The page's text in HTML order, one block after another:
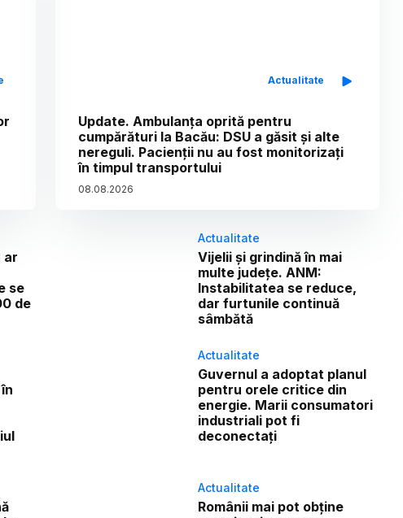
Actualitate
Update. Ambulanța oprită pentru
cumpărături la Bacău: DSU a găsit și alte
nereguli. Pacienții nu au fost monitorizați
în timpul transportului
08.08.2026
ar
se
de
Actualitate
Vijelii și grindină în mai
multe județe. ANM:
Instabilitatea se reduce,
dar furtunile continuă
sâmbătă
Actualitate
Guvernul a adoptat planul
pentru orele critice din
energie. Marii consumatori
industriali pot fi
deconectați
Actualitate
Românii mai pot obține